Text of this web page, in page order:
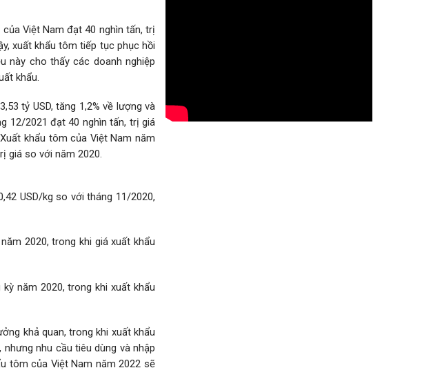
Việt Nam đạt 40 nghìn tấn, trị
xuất khẩu tôm tiếp tục phục hồi
này cho thấy các doanh nghiệp
khẩu.
tỷ USD, tăng 1,2% về lượng và
12/2021 đạt 40 nghìn tấn, trị giá
khẩu tôm của Việt Nam năm
giá so với năm 2020.
USD/kg so với tháng 11/2020,
2020, trong khi giá xuất khẩu
năm 2020, trong khi xuất khẩu
khả quan, trong khi xuất khẩu
nhu cầu tiêu dùng và nhập
tôm của Việt Nam năm 2022 sẽ